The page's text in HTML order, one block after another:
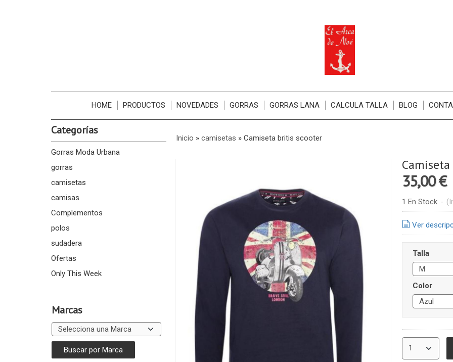
HOME PRODUCTOS NOVEDADES GORRAS GORRAS LANA CALCULA TALLA BLOG
Categorías
Gorras Moda Urbana
gorras
camisetas
camisas
Complementos
polos
sudadera
Ofertas
Only This Week
Marcas
Inicio » camisetas » Camiseta britis scooter
35,00 €
1 En Stock -
Ver
Talla
Color